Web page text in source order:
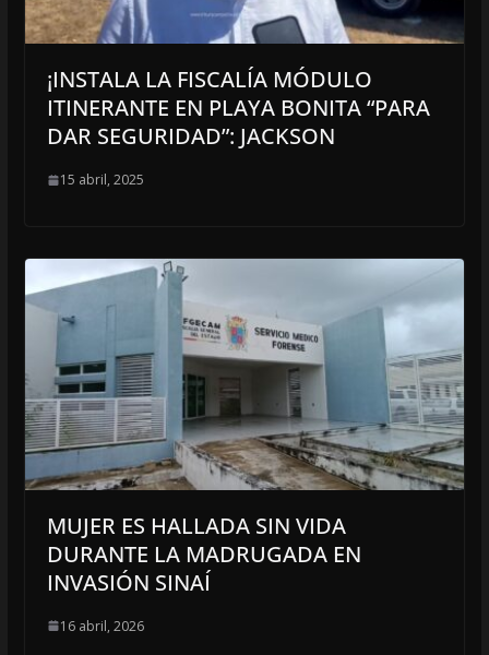
¡INSTALA LA FISCALÍA MÓDULO
ITINERANTE EN PLAYA BONITA “PARA
DAR SEGURIDAD”: JACKSON
15 abril, 2025
MUJER ES HALLADA SIN VIDA
DURANTE LA MADRUGADA EN
INVASIÓN SINAÍ
16 abril, 2026